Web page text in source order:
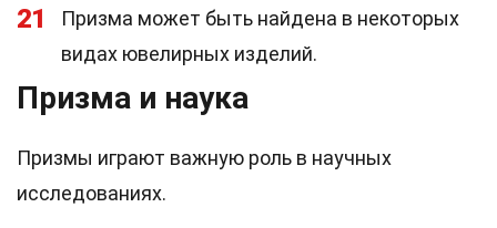
21
Призма может быть найдена в некоторых
видах ювелирных изделий.
Призма и наука
Призмы играют важную роль в научных
исследованиях.